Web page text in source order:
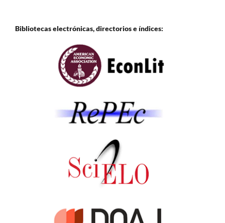
Bibliotecas electrónicas, directorios e índices: